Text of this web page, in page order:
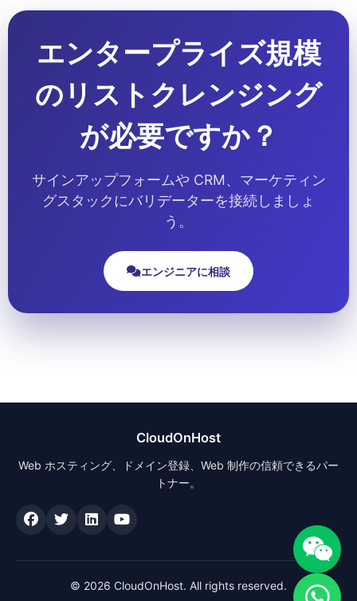
エンタープライズ規模
のリストクレンジング
が必要ですか？
サインアップフォームや CRM、マーケティン
グスタックにバリデーターを接続しましょ
う。
エンジニアに相談
CloudOnHost
Web ホスティング、ドメイン登録、Web 制作の信頼できるパー
トナー。
© 2026 CloudOnHost. All rights reserved.